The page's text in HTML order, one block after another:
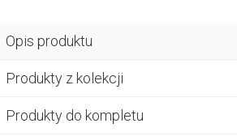
Opis produktu
Produkty z kolekcji
Produkty do kompletu